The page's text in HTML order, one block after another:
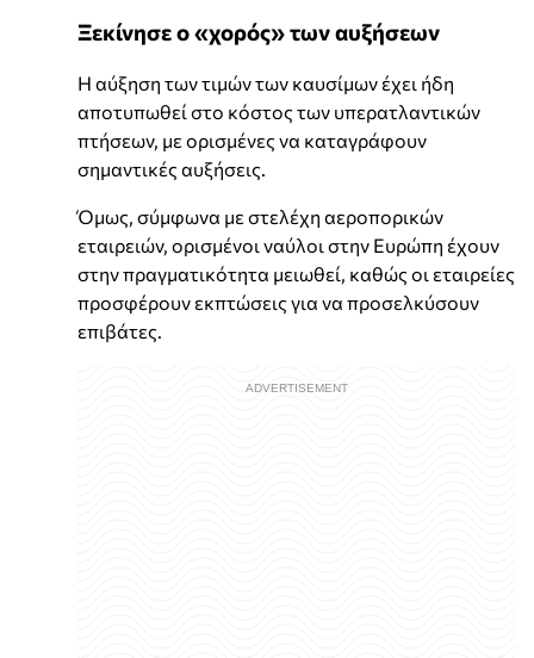
Ξεκίνησε ο «χορός» των αυξήσεων
Η αύξηση των τιμών των καυσίμων έχει ήδη
αποτυπωθεί στο κόστος των υπερατλαντικών
πτήσεων, με ορισμένες να καταγράφουν
σημαντικές αυξήσεις.
Όμως, σύμφωνα με στελέχη αεροπορικών
εταιρειών, ορισμένοι ναύλοι στην Ευρώπη έχουν
στην πραγματικότητα μειωθεί, καθώς οι εταιρείες
προσφέρουν εκπτώσεις για να προσελκύσουν
επιβάτες.